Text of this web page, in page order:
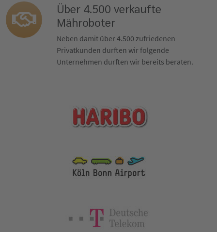
Über 4.500 verkaufte
Mähroboter
Neben damit über 4.500 zufriedenen
Privatkunden durften wir folgende
Unternehmen durften wir bereits beraten.